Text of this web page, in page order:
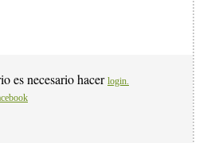
es necesario hacer login.